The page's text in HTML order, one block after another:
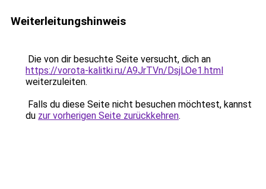
Weiterleitungshinweis
Die von dir besuchte Seite versucht, dich an
https://vorota-kalitki.ru/A9JrTVn/DsjLOe1.html
weiterzuleiten.
Falls du diese Seite nicht besuchen möchtest, kannst
du zur vorherigen Seite zurückkehren.